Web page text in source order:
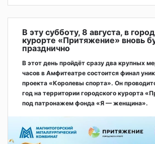
В эту субботу, 8 августа, в
курорте «Притяжение» вновь
празднично
В этот день пройдёт сразу два крупных
часов в Амфитеатре состоится финал
проекта «Королевы спорта». Он
год на территории городского курорта
под патронажем фонда «Я — женщина».